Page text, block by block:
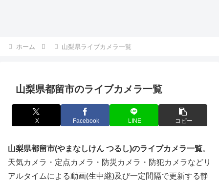
ホーム 山梨県ライブカメラ一覧
山梨県都留市のライブカメラ一覧
X Facebook LINE コピー
山梨県都留市(やまなしけん つるし)のライブカメラ一覧。
天気カメラ・定点カメラ・防災カメラ・防犯カメラなどリ
アルタイムによる動画(生中継)及び一定間隔で更新する静